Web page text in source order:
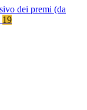
dei premi (da
19